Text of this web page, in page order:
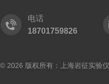
电话
18701759826
© 2026 版权所有：上海岩征实验